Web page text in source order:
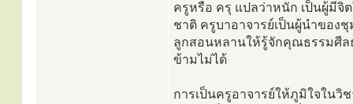
ครูหรือ ครุ แปลว่าหนัก เป็นผู้มีจิ
ชาติ ครูบาอาจารย์เป็นผู้นำของ
ลูกสอนหลานให้รู้จักคุณธรรมศีล
ข้ามไม่ได้
การเป็นครูอาจารย์ให้ภูมิใจใน